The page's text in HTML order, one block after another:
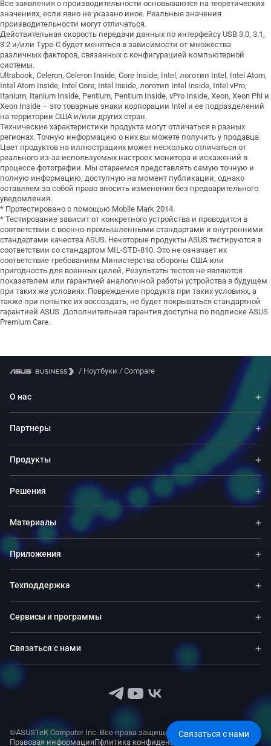
Все заявления о производительности основываются на теоретических
значениях, если явно не указано иное. Реальные значения
производительности могут отличаться.
Действительная скорость передачи данных по интерфейсу USB 3.0, 3.1,
3.2 и/или Type-C будет меняться в зависимости от множества
различных факторов, связанных с конфигурацией компьютерной
системы.
Ultrabook, Celeron, Celeron Inside, Core Inside, Intel, логотип Intel, Intel Atom,
Intel Atom Inside, Intel Core, Intel Inside, логотип Intel Inside, Intel vPro,
Itanium, Itanium Inside, Pentium, Pentium Inside, vPro Inside, Xeon, Xeon Phi и
Xeon Inside – это товарные знаки корпорации Intel и ее подразделений
на территории США и/или других стран.
Технические характеристики продукта могут отличаться в разных
регионах. Точную информацию о них вы можете получить у продавца.
Цвет продуктов на иллюстрациях может несколько отличаться от
реального из-за используемых настроек монитора и искажений в
процессе фотографии. Мы стараемся представлять самую точную и
полную информацию, доступную на момент публикации, однако
оставляем за собой право вносить изменения без предварительного
уведомления.
* Протестировано с помощью Mobile Mark 2014.
* Тестирование зависит от конкретного устройства и проводится в
соответствии с военно-промышленными стандартами и внутренними
стандартами качества ASUS. Некоторые продукты ASUS тестируются в
соответствии со стандартом MIL-STD-810. Это не означает их
соответствие требованиям Министерства обороны США или
пригодность для военных целей. Результаты тестов не являются
показателем или гарантией аналогичной работы устройства в будущем
при таких же условиях. Повреждение продукта при таких условиях, а
также при попытке их воссоздать, не будет покрываться стандартной
гарантией ASUS. Дополнительная гарантия доступна по подписке ASUS
Premium Care.
/ Ноутбуки / Compare
О нас
Партнеры
Продукты
Решения
Материалы
Приложения
Техподдержка
Сервисы и программы
Связаться с нами
©ASUSTeK Computer Inc. Все права защищены.
Правовая информацияПолитика конфиденциальности
Связаться с нами